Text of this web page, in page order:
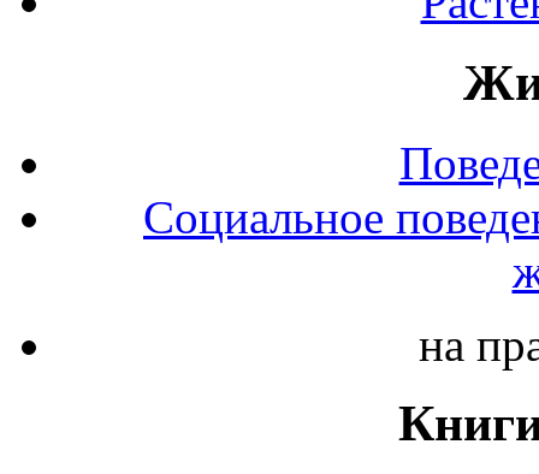
Социальное
на